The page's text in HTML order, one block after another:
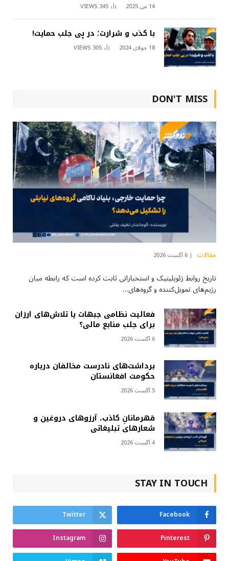
14 می 2025 345
VIEWS
با کذب و شرارت؛ در پی جلب حمایت!
18 جولای 2024 305
VIEWS
DON'T MISS
مقالات 6 آگست 2026
تاریخ روابط ژئوپلیتیک و استخباراتی ثابت کرده است که رابطه میان
رژیم‌های تمویل‌کننده و گروه‌های…
فعالیت نظامی جبهات یا تلاش‌های ارزان
برای جلب منابع مالی؟
6 آگست 2026
برداشت‌های نادرست مخالفان درباره
حکومت افغانستان
5 آگست 2026
قهرمانانِ کاذب، آرزوهای دروغین و
شعارهای تبلیغاتی
4 آگست 2026
STAY IN TOUCH
Facebook
Twitter
Pinterest
Instagram